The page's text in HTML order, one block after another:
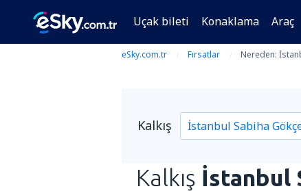
Uçak bileti Konaklama Araç
eSky.com.tr Fırsatlar Nereden:
Kalkış
Kalkış İstanbul